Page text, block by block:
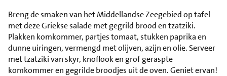
Breng de smaken van het Middellandse Zeegebied op tafel
met deze Griekse salade met gegrild brood en tzatziki.
Plakken komkommer, partjes tomaat, stukken paprika en
dunne uiringen, vermengd met olijven, azijn en olie. Serveer
met tzatziki van skyr, knoflook en grof geraspte
komkommer en gegrilde broodjes uit de oven. Geniet ervan!